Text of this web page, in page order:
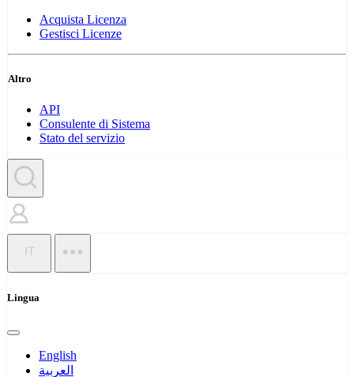
Acquista Licenza
Gestisci Licenze
Altro
API
Consulente di Sistema
Stato del servizio
IT
Lingua
English
العربية